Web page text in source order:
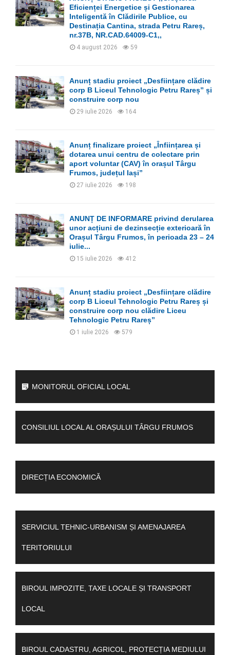
r
:
C
Eficienței Energetice și Gestionarea
Inteligentă în Clădirile Publice, cu
Destinația Cantina, strada Petru Rareș,
nr.37B, NR.CAD.64009-C1,,
4 august 2026 59
Anunț stadiu proiect „Desființare clădire
corp B Liceul Tehnologic Petru Rareș” și
construire corp nou
29 iulie 2026 164
Anunț finalizare proiect „Înființarea și
dotarea unui centru de colectare prin
aport voluntar (CAV) în orașul Târgu
Frumos, județul Iași”
27 iulie 2026 198
ANUNȚ DE INFORMARE privind derularea
unor acțiuni de dezinsecție exterioară în
Orașul Târgu Frumos, în perioada 23 – 24
iulie...
15 iulie 2026 412
Anunț stadiu proiect „Desființare clădire
corp B Liceul Tehnologic Petru Rareș și
construire corp nou clădire Liceu
Tehnologic Petru Rareș”
1 iulie 2026 579
MONITORUL OFICIAL LOCAL
CONSILIUL LOCAL AL ORAȘULUI TÂRGU FRUMOS
DIRECȚIA ECONOMICĂ
SERVICIUL TEHNIC-URBANISM ȘI AMENAJAREA
TERITORIULUI
BIROUL IMPOZITE, TAXE LOCALE ȘI TRANSPORT
LOCAL
BIROUL CADASTRU, AGRICOL, PROTECȚIA MEDIULUI